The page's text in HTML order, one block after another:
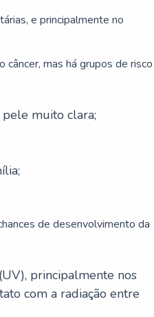
e principalmente no
mas há grupos de risco
pele muito clara;
de desenvolvimento da
principalmente nos
com a radiação entre